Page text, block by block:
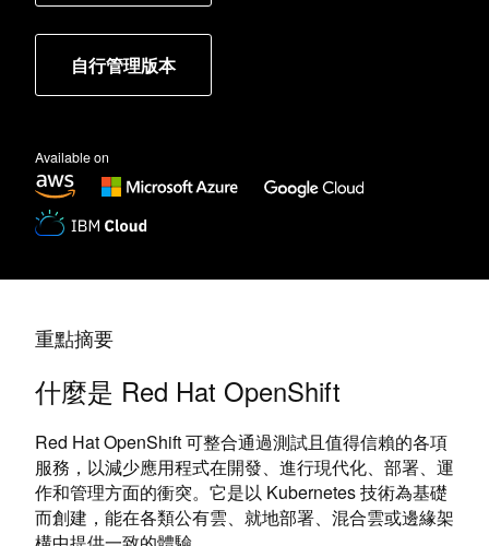
自行管理版本
Available on
重點摘要
什麼是 Red Hat OpenShift
Red Hat OpenShift 可整合通過測試且值得信賴的各項
服務，以減少應用程式在開發、進行現代化、部署、運
作和管理方面的衝突。它是以 Kubernetes 技術為基礎
而創建，能在各類公有雲、就地部署、混合雲或邊緣架